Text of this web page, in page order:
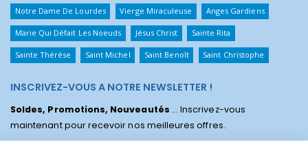
Notre Dame De Lourdes Vierge Miraculeuse Anges Gardiens
Marie Qui Défait Les Noeuds Jésus Christ Sainte Rita
Sainte Thérèse Saint Michel Saint Benoît Saint Christophe
INSCRIVEZ-VOUS A NOTRE NEWSLETTER !
Soldes, Promotions, Nouveautés ... Inscrivez-vous
maintenant pour recevoir nos meilleures offres.